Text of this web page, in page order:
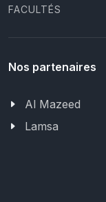
FACULTÉS
Nos partenaires
Al Mazeed
Lamsa